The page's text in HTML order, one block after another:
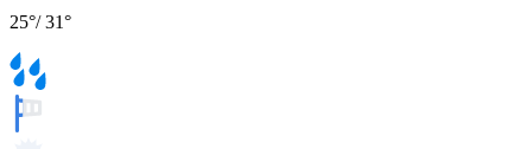
25°/31°